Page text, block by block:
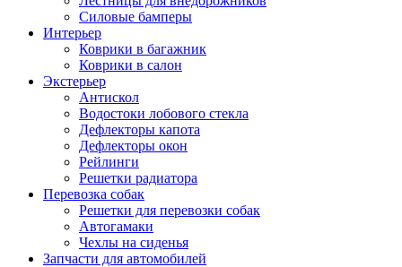
Силовые бамперы
Интерьер
Коврики в багажник
Коврики в салон
Экстерьер
Антискол
Водостоки лобового стекла
Дефлекторы капота
Дефлекторы окон
Рейлинги
Решетки радиатора
Перевозка собак
Решетки для перевозки собак
Автогамаки
Чехлы на сиденья
Запчасти для автомобилей